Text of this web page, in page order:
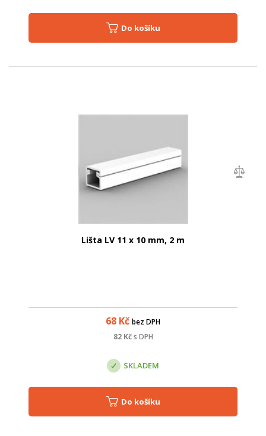
Do košíku
Lišta LV 11 x 10 mm, 2 m
68 Kč bez DPH
82Kč s DPH
SKLADEM
Do košíku